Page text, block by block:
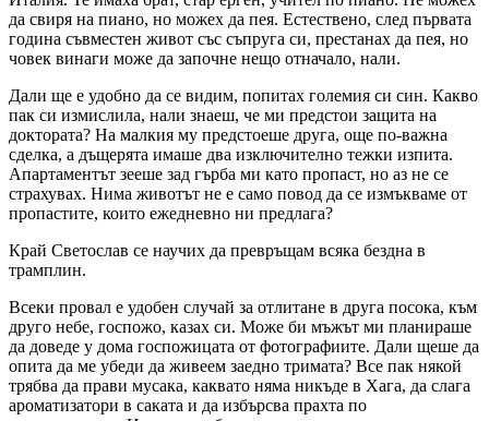
да свиря на пиано, но можех да пея. Естествено, след първата
година съвместен живот със съпруга си, престанах да пея, но
човек винаги може да започне нещо отначало, нали.
Дали ще е удобно да се видим, попитах големия си син. Какво
пак си измислила, нали знаеш, че ми предстои защита на
доктората? На малкия му предстоеше друга, още по-важна
сделка, а дъщерята имаше два изключително тежки изпита.
Апартаментът зееше зад гърба ми като пропаст, но аз не се
страхувах. Нима животът не е само повод да се измъкваме от
пропастите, които ежедневно ни предлага?
Край Светослав се научих да превръщам всяка бездна в
трамплин.
Всеки провал е удобен случай за отлитане в друга посока, към
друго небе, госпожо, казах си. Може би мъжът ми планираше
да доведе у дома госпожицата от фотографиите. Дали щеше да
опита да ме убеди да живеем заедно тримата? Все пак някой
трябва да прави мусака, каквато няма никъде в Хага, да слага
ароматизатори в саката и да избърсва прахта по